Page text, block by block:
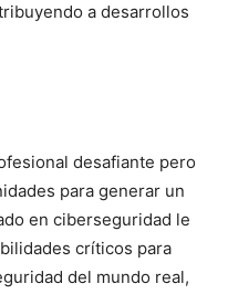
a desarrollos
desafiante pero
para generar un
en‌ ciberseguridad le
críticos para
del mundo real,